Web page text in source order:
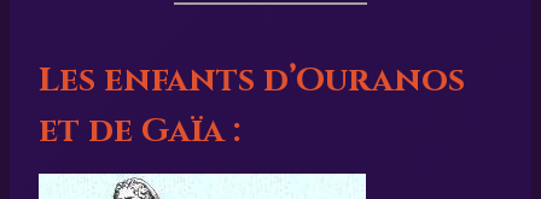
Les enfants d’Ouranos
et de Gaïa :